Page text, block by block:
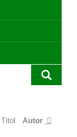
Títol Autor